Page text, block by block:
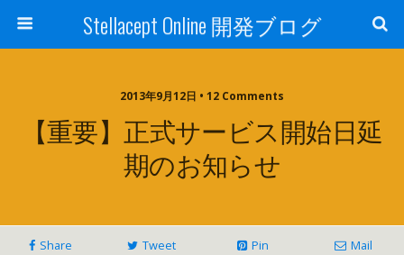
Stellacept Online 開発ブログ
2013年9月12日 • 12 Comments
【重要】正式サービス開始日延
期のお知らせ
Share Tweet Pin Mail